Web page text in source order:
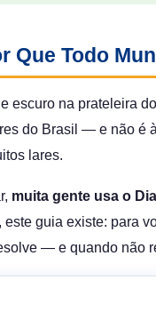
Que Todo
escuro na prateleira
do Brasil — e não é
lares.
muita gente usa o
guia existe: para
— e quando não